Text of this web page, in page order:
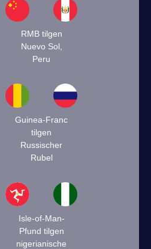
RMB tilgen
Nuevo Sol,
Peru
Guinea-Franc
tilgen
Russischer
Rubel
Isle-of-Man-
Pfund tilgen
nigerianische